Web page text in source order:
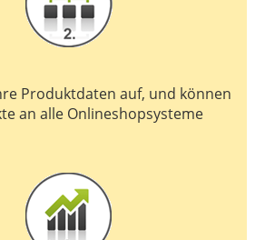
Produktdaten auf, und können
an alle Onlineshopsysteme